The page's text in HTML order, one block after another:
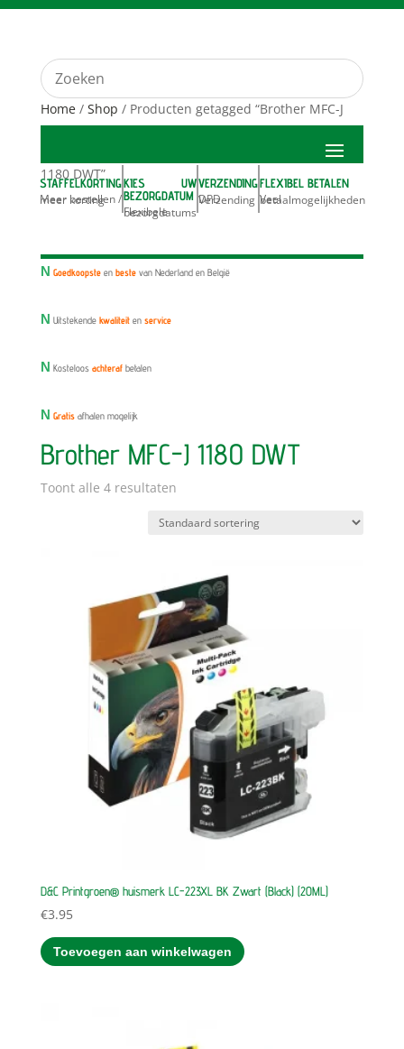
STAFFELKORTING
Meer bestellen / meer korting
KIES UW
BEZORGDATUM
Flexibele bezorgdatums
VERZENDING
DPD Verzending
FLEXIBEL BETALEN
Veel betaalmogelijkheden
N Goedkoopsteen bestevan Nederland en België
N Uitstekendekwaliteiten service
N Kosteloos achteraf betalen
N Gratis afhalen mogelijk
Home/ Shop / Producten getagged “Brother MFC-J
1180 DWT”
Brother MFC-J 1180 DWT
Toont alle 4 resultaten
D&C Printgroen® huismerk LC-223XL BK Zwart (Black) (20ML)
€3.95
Toevoegen aan winkelwagen